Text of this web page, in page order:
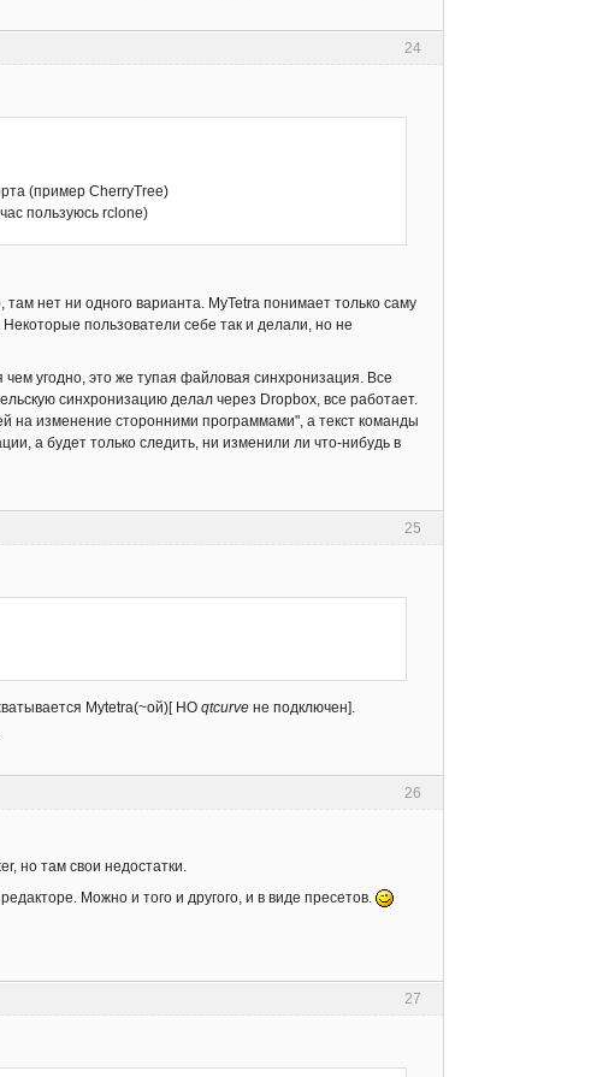
24
(пример CherryTree)
пользуюсь rclone)
нет ни одного варианта. MyTetra понимает только саму
пользователи себе так и делали, но не
угодно, это же тупая файловая синхронизация. Все
синхронизацию делал через Dropbox, все работает.
на изменение сторонними программами", а текст команды
а будет только следить, ни изменили ли что-нибудь в
25
Mytetra(~ой)[ НО qtcurve не подключен].
26
но там свои недостатки.
Можно и того и другого, и в виде пресетов.
27